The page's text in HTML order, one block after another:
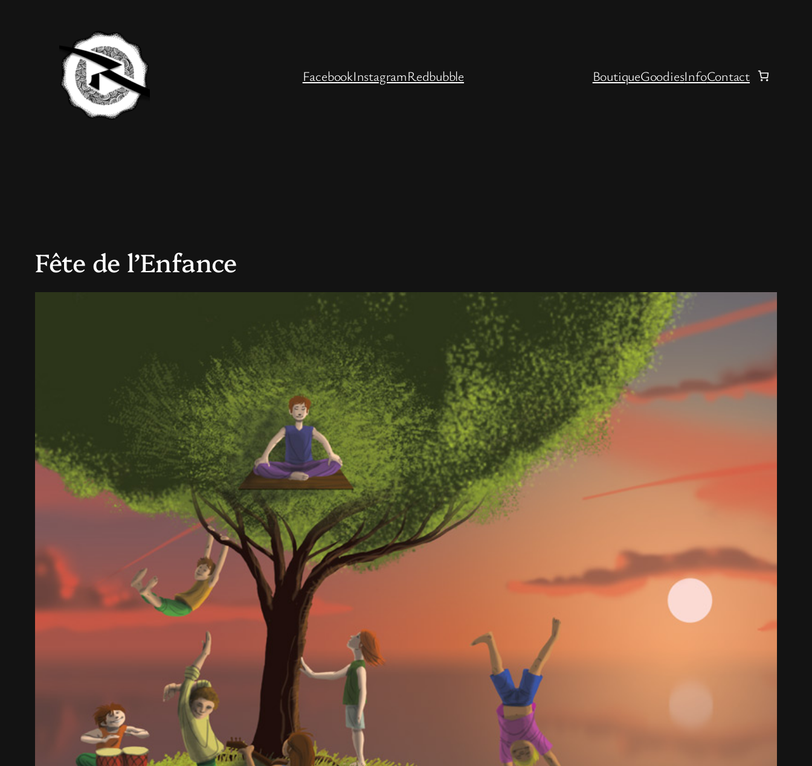
FacebookInstagramRedbubble BoutiqueGoodiesInfoContact
Fête de l’Enfance